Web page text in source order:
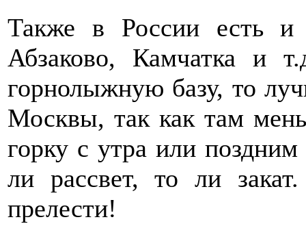
Также в России есть и
Абзаково, Камчатка и
горнолыжную базу, то
Москвы, так как там
горку с утра или
ли рассвет, то ли
прелести!